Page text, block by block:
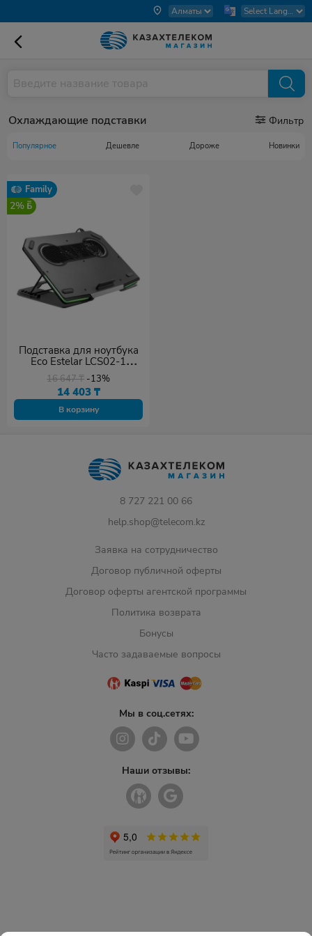
Охлаждающие подставки Фильтр
Популярное Дешевле Дороже Новинки
Family
2%
Подставка для ноутбука
Eco Estelar LCS02-1
черный
16 647₸ -13%
14 403 ₸
В корзину
8 727 221 00 66
help.shop@telecom.kz
Заявка на сотрудничество
Договор публичной оферты
Договор оферты агентской программы
Политика возврата
Бонусы
Часто задаваемые вопросы
Мы в соц.сетях:
Наши отзывы: